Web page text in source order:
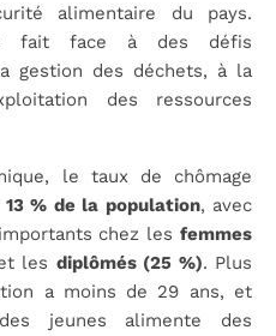
alimentaire du pays.
fait face à des défis
gestion des déchets, à la
des ressources
le taux de chômage
13 % de la population, avec
chez les femmes
les diplômés (25 %). Plus
a moins de 29 ans, et
jeunes alimente des